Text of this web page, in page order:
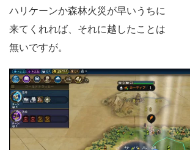
ハリケーンか森林火災が早いうちに
来てくれれば、それに越したことは
無いですが。